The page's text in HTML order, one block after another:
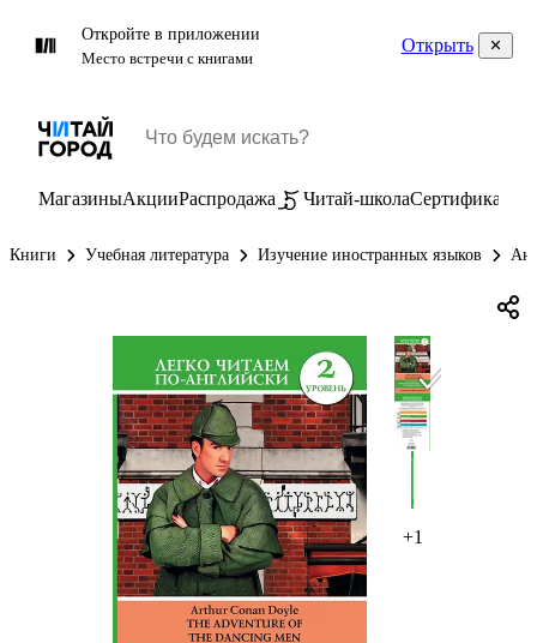
Откройте в приложении
Место встречи с книгами
Открыть
МагазиныАкцииРаспродажа Читай-школаСертификаты
Книги Учебная литература Изучение иностранных языков
+1